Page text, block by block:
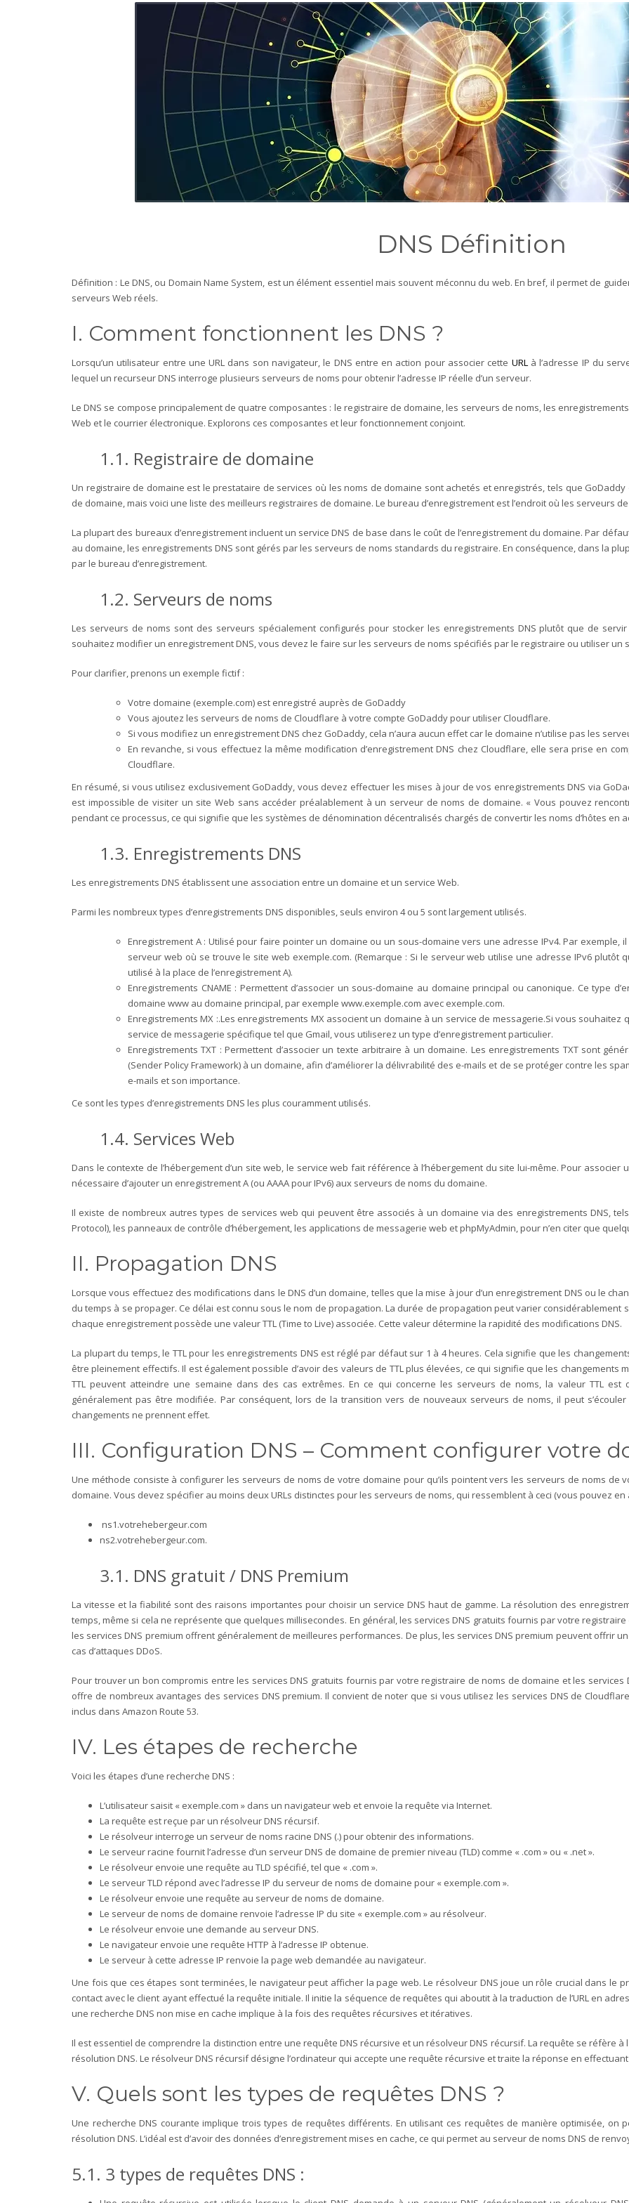
DNS Définition
Définition : Le DNS, ou Domain Name System, est un élément essentiel mais souvent méconnu du web. En bref, il permet de
serveurs Web réels.
I. Comment fonctionnent les DNS ?
Lorsqu’un utilisateur entre une URL dans son navigateur, le DNS entre en action pour associer cette URLà l’adresse IP du
lequel un recurseur DNS interroge plusieurs serveurs de noms pour obtenir l’adresse IP réelle d’un serveur.
Le DNS se compose principalement de quatre composantes : le registraire de domaine, les serveurs de noms, les
Web et le courrier électronique. Explorons ces composantes et leur fonctionnement conjoint.
1.1. Registraire de domaine
Un registraire de domaine est le prestataire de services où les noms de domaine sont achetés et enregistrés, tels que
de domaine, mais voici une liste des meilleurs registraires de domaine. Le bureau d’enregistrement est l’endroit où les serveurs
La plupart des bureaux d’enregistrement incluent un service DNS de base dans le coût de l’enregistrement du domaine. Par
au domaine, les enregistrements DNS sont gérés par les serveurs de noms standards du registraire. En conséquence, dans la
par le bureau d’enregistrement.
1.2. Serveurs de noms
Les serveurs de noms sont des serveurs spécialement configurés pour stocker les enregistrements DNS plutôt que de
souhaitez modifier un enregistrement DNS, vous devez le faire sur les serveurs de noms spécifiés par le registraire ou utiliser un
Pour clarifier, prenons un exemple fictif :
Votre domaine (exemple.com) est enregistré auprès de GoDaddy
Vous ajoutez les serveurs de noms de Cloudflare à votre compte GoDaddy pour utiliser Cloudflare.
Si vous modifiez un enregistrement DNS chez GoDaddy, cela n’aura aucun effet car le domaine n’utilise pas les
En revanche, si vous effectuez la même modification d’enregistrement DNS chez Cloudflare, elle sera prise en
Cloudflare.
En résumé, si vous utilisez exclusivement GoDaddy, vous devez effectuer les mises à jour de vos enregistrements DNS via
est impossible de visiter un site Web sans accéder préalablement à un serveur de noms de domaine. « Vous pouvez
pendant ce processus, ce qui signifie que les systèmes de dénomination décentralisés chargés de convertir les noms d’hôtes en
1.3. Enregistrements DNS
Les enregistrements DNS établissent une association entre un domaine et un service Web.
Parmi les nombreux types d’enregistrements DNS disponibles, seuls environ 4 ou 5 sont largement utilisés.
Enregistrement A : Utilisé pour faire pointer un domaine ou un sous-domaine vers une adresse IPv4. Par
serveur web où se trouve le site web exemple.com. (Remarque : Si le serveur web utilise une adresse IPv6 plutôt
utilisé à la place de l’enregistrement A).
Enregistrements CNAME : Permettent d’associer un sous-domaine au domaine principal ou canonique. Ce type
domaine www au domaine principal, par exemple www.exemple.com avec exemple.com.
Enregistrements MX :.Les enregistrements MX associent un domaine à un service de messagerie.Si vous
service de messagerie spécifique tel que Gmail, vous utiliserez un type d’enregistrement particulier.
Enregistrements TXT : Permettent d’associer un texte arbitraire à un domaine. Les enregistrements TXT sont
(Sender Policy Framework) à un domaine, afin d’améliorer la délivrabilité des e-mails et de se protéger contre les
e-mails et son importance.
Ce sont les types d’enregistrements DNS les plus couramment utilisés.
1.4. Services Web
Dans le contexte de l’hébergement d’un site web, le service web fait référence à l’hébergement du site lui-même. Pour
nécessaire d’ajouter un enregistrement A (ou AAAA pour IPv6) aux serveurs de noms du domaine.
Il existe de nombreux autres types de services web qui peuvent être associés à un domaine via des enregistrements DNS,
Protocol), les panneaux de contrôle d’hébergement, les applications de messagerie web et phpMyAdmin, pour n’en citer que
II. Propagation DNS
Lorsque vous effectuez des modifications dans le DNS d’un domaine, telles que la mise à jour d’un enregistrement DNS ou le
du temps à se propager. Ce délai est connu sous le nom de propagation.La durée de propagation peut varier considérablement
chaque enregistrement possède une valeur TTL (Time to Live) associée. Cette valeur détermine la rapidité des modifications DNS.
La plupart du temps, le TTL pour les enregistrements DNS est réglé par défaut sur 1 à 4 heures. Cela signifie que les
être pleinement effectifs. Il est également possible d’avoir des valeurs de TTL plus élevées, ce qui signifie que les
TTL peuvent atteindre une semaine dans des cas extrêmes.En ce qui concerne les serveurs de noms, la valeur TTL
généralement pas être modifiée. Par conséquent, lors de la transition vers de nouveaux serveurs de noms, il peut
changements ne prennent effet.
III. Configuration DNS – Comment configurer votre
Une méthode consiste à configurer les serveurs de noms de votre domaine pour qu’ils pointent vers les serveurs de noms
domaine. Vous devez spécifier au moins deux URLs distinctes pour les serveurs de noms, qui ressemblent à ceci (vous pouvez
ns1.votrehebergeur.com
ns2.votrehebergeur.com.
3.1. DNS gratuit / DNS Premium
La vitesse et la fiabilité sont des raisons importantes pour choisir un service DNS haut de gamme. La résolution des
temps, même si cela ne représente que quelques millisecondes. En général, les services DNS gratuits fournis par votre
les services DNS premium offrent généralement de meilleures performances. De plus, les services DNS premium peuvent offrir
cas d’attaques DDoS.
Pour trouver un bon compromis entre les services DNS gratuits fournis par votre registraire de noms de domaine et les services
offre de nombreux avantages des services DNS premium. Il convient de noter que si vous utilisez les services DNS de
inclus dans Amazon Route 53.
IV. Les étapes de recherche
Voici les étapes d’une recherche DNS :
L’utilisateur saisit « exemple.com » dans un navigateur web et envoie la requête via Internet.
La requête est reçue par un résolveur DNS récursif.
Le résolveur interroge un serveur de noms racine DNS (.) pour obtenir des informations.
Le serveur racine fournit l’adresse d’un serveur DNS de domaine de premier niveau (TLD) comme « .com » ou « .net ».
Le résolveur envoie une requête au TLD spécifié, tel que « .com ».
Le serveur TLD répond avec l’adresse IP du serveur de noms de domaine pour « exemple.com ».
Le résolveur envoie une requête au serveur de noms de domaine.
Le serveur de noms de domaine renvoie l’adresse IP du site « exemple.com » au résolveur.
Le résolveur envoie une demande au serveur DNS.
Le navigateur envoie une requête HTTP à l’adresse IP obtenue.
Le serveur à cette adresse IP renvoie la page web demandée au navigateur.
Une fois que ces étapes sont terminées, le navigateur peut afficher la page web.Le résolveur DNS joue un rôle crucial dans le
contact avec le client ayant effectué la requête initiale. Il initie la séquence de requêtes qui aboutit à la traduction de l’URL en
une recherche DNS non mise en cache implique à la fois des requêtes récursives et itératives.
Il est essentiel de comprendre la distinction entre une requête DNS récursive et un résolveur DNS récursif. La requête se réfère
résolution DNS. Le résolveur DNS récursif désigne l’ordinateur qui accepte une requête récursive et traite la réponse en
V. Quels sont les types de requêtes DNS ?
Une recherche DNS courante implique trois types de requêtes différents. En utilisant ces requêtes de manière optimisée,
résolution DNS. L’idéal est d’avoir des données d’enregistrement mises en cache, ce qui permet au serveur de noms DNS de
5.1. 3 types de requêtes DNS :